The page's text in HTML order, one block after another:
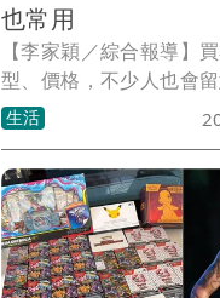
也常用
【李家穎／綜合報導】
型、價格，不少人也會
名網友近日逛服飾品牌
現一件售價超過7000元
查看標籤後，竟寫著「
她當場愣住，直呼「豬
嗎？」更好奇若販售到中
是否會有疑慮。貼文曝光
釣出不少內行人解答。
生活